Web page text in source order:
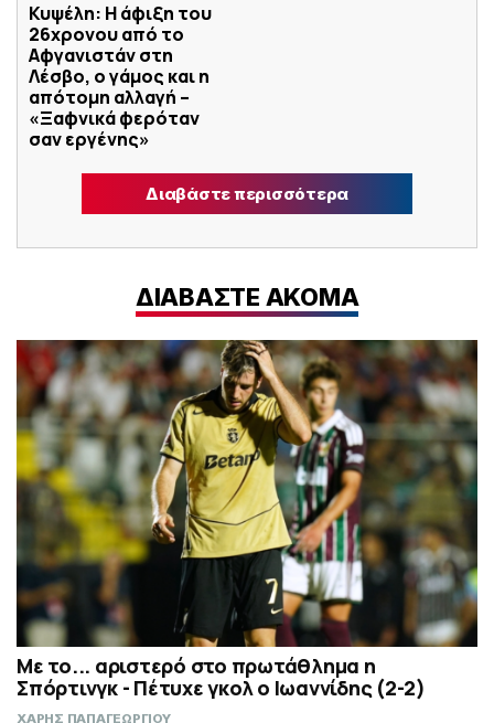
Κυψέλη: Η άφιξη του
26χρονου από το
Αφγανιστάν στη
Λέσβο, ο γάμος και η
απότομη αλλαγή –
«Ξαφνικά φερόταν
σαν εργένης»
Διαβάστε περισσότερα
ΔΙΑΒΑΣΤΕ ΑΚΟΜΑ
Με το... αριστερό στο πρωτάθλημα η
Σπόρτινγκ - Πέτυχε γκολ ο Ιωαννίδης (2-2)
ΧΑΡΗΣ ΠΑΠΑΓΕΩΡΓΙΟΥ